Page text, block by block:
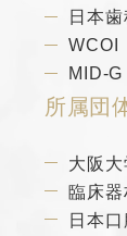
日本
WCOI
MID-
所属団
大阪
臨床
日本